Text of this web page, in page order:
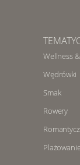
Wellness
Wędrówki
Smak
Rowery